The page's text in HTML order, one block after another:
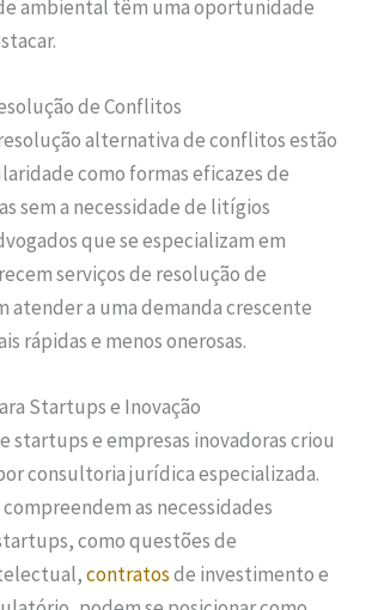
ambiental têm uma oportunidade
de Conflitos
alternativa de conflitos estão
como formas eficazes de
sem a necessidade de litígios
que se especializam em
serviços de resolução de
atender a uma demanda crescente
rápidas e menos onerosas.
Startups e Inovação
startups e empresas inovadoras criou
consultoria jurídica especializada.
as necessidades
como questões de
contratosde investimento e